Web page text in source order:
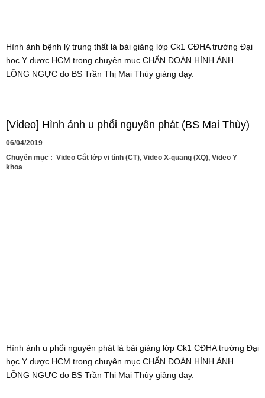
Hình ảnh bệnh lý trung thất là bài giảng lớp Ck1 CĐHA trường Đại
học Y dược HCM trong chuyên mục CHẨN ĐOÁN HÌNH ẢNH
LỒNG NGỰC do BS Trần Thị Mai Thùy giảng dạy.
[Video] Hình ảnh u phổi nguyên phát (BS Mai Thùy)
06/04/2019
Chuyên mục : Video Cắt lớp vi tính (CT), Video X-quang (XQ), Video Y
khoa
Hình ảnh u phổi nguyên phát là bài giảng lớp Ck1 CĐHA trường Đại
học Y dược HCM trong chuyên mục CHẨN ĐOÁN HÌNH ẢNH
LỒNG NGỰC do BS Trần Thị Mai Thùy giảng dạy.